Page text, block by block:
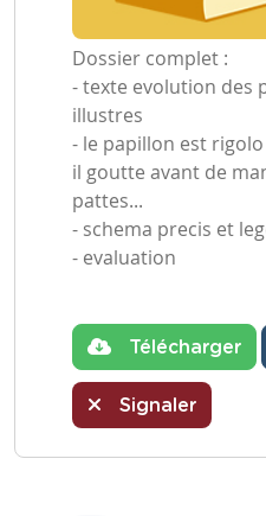
Dossier complet :
- texte evolution des
illustres
- le papillon est
il goutte avant de
pattes...
- schema precis et
- evaluation
Télécharger
Signaler